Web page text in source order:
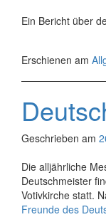
Ein Bericht über
Erschienen am
Geschrieben am
Die alljährliche
Deutschmeister
Votivkirche statt.
Freunde des